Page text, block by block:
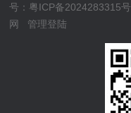
号：粤ICP备2024283315号
网
管理登陆